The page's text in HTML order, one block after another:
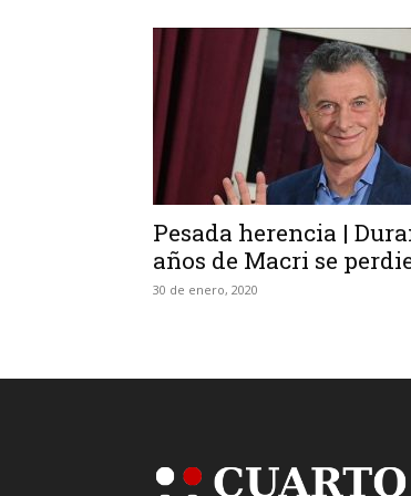
Pesada herencia |
años de Macri se
30 de enero, 2020